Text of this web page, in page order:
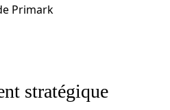
Primark
stratégique